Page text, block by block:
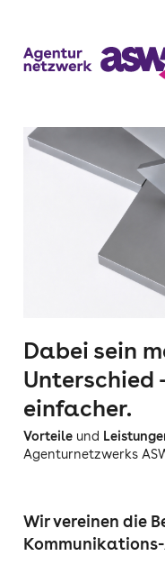
Dabei sein
Unterschied
einfacher.
Vorteile und
Agenturnetzwerks
Wir vereinen die